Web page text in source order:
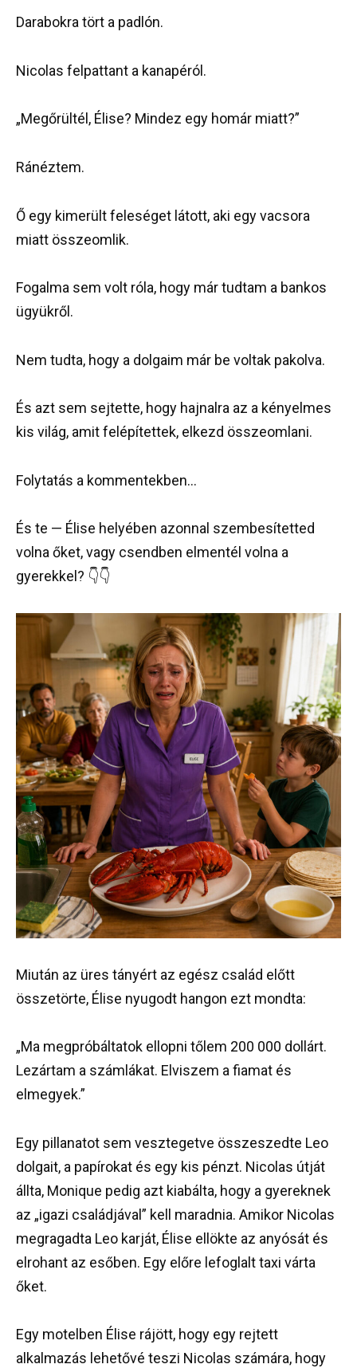
Darabokra tört a padlón.
Nicolas felpattant a kanapéról.
„Megőrültél, Élise? Mindez egy homár miatt?”
Ránéztem.
Ő egy kimerült feleséget látott, aki egy vacsora
miatt összeomlik.
Fogalma sem volt róla, hogy már tudtam a bankos
ügyükről.
Nem tudta, hogy a dolgaim már be voltak pakolva.
És azt sem sejtette, hogy hajnalra az a kényelmes
kis világ, amit felépítettek, elkezd összeomlani.
Folytatás a kommentekben…
És te — Élise helyében azonnal szembesítetted
volna őket, vagy csendben elmentél volna a
gyerekkel? 👇👇
Miután az üres tányért az egész család előtt
összetörte, Élise nyugodt hangon ezt mondta:
„Ma megpróbáltatok ellopni tőlem 200 000 dollárt.
Lezártam a számlákat. Elviszem a fiamat és
elmegyek.”
Egy pillanatot sem vesztegetve összeszedte Leo
dolgait, a papírokat és egy kis pénzt. Nicolas útját
állta, Monique pedig azt kiabálta, hogy a gyereknek
az „igazi családjával” kell maradnia. Amikor Nicolas
megragadta Leo karját, Élise ellökte az anyósát és
elrohant az esőben. Egy előre lefoglalt taxi várta
őket.
Egy motelben Élise rájött, hogy egy rejtett
alkalmazás lehetővé teszi Nicolas számára, hogy